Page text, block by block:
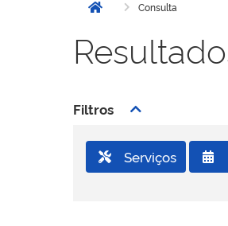
Página inicial
Consulta
Filtros
Serviços